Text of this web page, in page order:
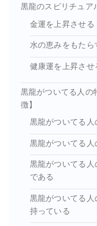
黒龍のスピリチュア
金運を上昇させる
水の恵みをもたら
健康運を上昇させ
黒龍がついてる人の
徴】
黒龍がついてる
黒龍がついてる
黒龍がついてる
である
黒龍がついてる
持っている